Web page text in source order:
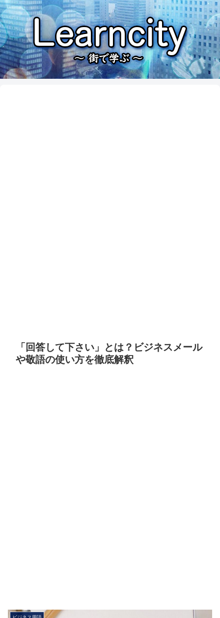
「回答して下さい」とは？ビジネスメール
や敬語の使い方を徹底解釈